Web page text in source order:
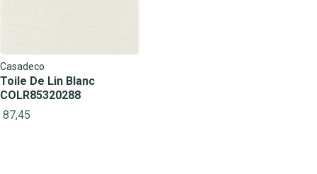
Casadeco
Toile De Lin Blanc
COLR85320288
87,45